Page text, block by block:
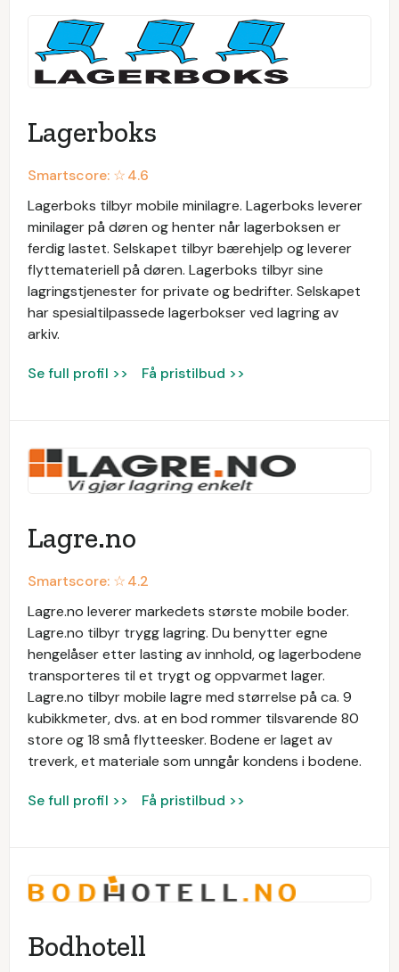
Lagerboks
Smartscore: ☆4.6
Lagerboks tilbyr mobile minilagre. Lagerboks leverer
minilager på døren og henter når lagerboksen er
ferdig lastet. Selskapet tilbyr bærehjelp og leverer
flyttemateriell på døren. Lagerboks tilbyr sine
lagringstjenester for private og bedrifter. Selskapet
har spesialtilpassede lagerbokser ved lagring av
arkiv.
Se full profil >> Få pristilbud >>
Lagre.no
Smartscore: ☆4.2
Lagre.no leverer markedets største mobile boder.
Lagre.no tilbyr trygg lagring. Du benytter egne
hengelåser etter lasting av innhold, og lagerbodene
transporteres til et trygt og oppvarmet lager.
Lagre.no tilbyr mobile lagre med størrelse på ca. 9
kubikkmeter, dvs. at en bod rommer tilsvarende 80
store og 18 små flytteesker. Bodene er laget av
treverk, et materiale som unngår kondens i bodene.
Se full profil >> Få pristilbud >>
Bodhotell